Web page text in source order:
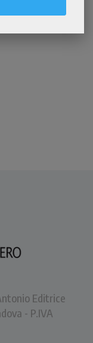
Editrice
- P.IVA